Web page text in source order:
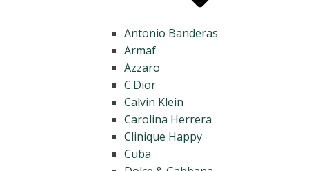
Antonio Banderas
Armaf
Azzaro
C.Dior
Calvin Klein
Carolina Herrera
Clinique Happy
Cuba